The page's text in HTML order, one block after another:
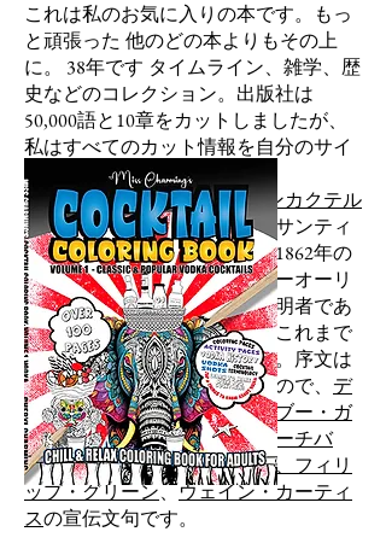
これは私のお気に入りの本です。もっ
と頑張った 他のどの本よりもその上
に。 38年です タイムライン、雑学、歴
史などのコレクション。出版社は
50,000語と10章をカットしましたが、
私はすべてのカット情報を自分のサイ
トに掲載しました。
これは私のコスモポリタンカクテル
研究、私が見つけたジョセフサンティ
ーニ（ブランデークラスタの1862年の
発明者）の写真、そしてニューオーリ
ンズヴューカレカクテルの発明者であ
るウォルターバージェロンのこれまで
知られていない研究の本です。序文は
ゲイリー・リーガンによるもので、 デ
イル・デグロフ、トニー・アブー・ガ
ニム、トービン・エリス、
ビーチバ
ム・ベリー、テッド・ブロー、 フィリ
ップ・グリーン、ウェイン・カーティ
スの宣伝文句です。